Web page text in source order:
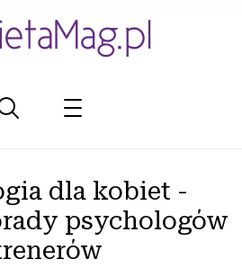
dla kobiet -
psychologów